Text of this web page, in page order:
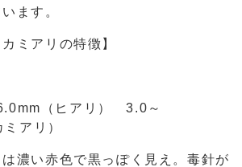
ます。
ミアリの特徴】
（ヒアリ） 3.0～
アリ）
は濃い赤色で黒っぽく見え。毒針が